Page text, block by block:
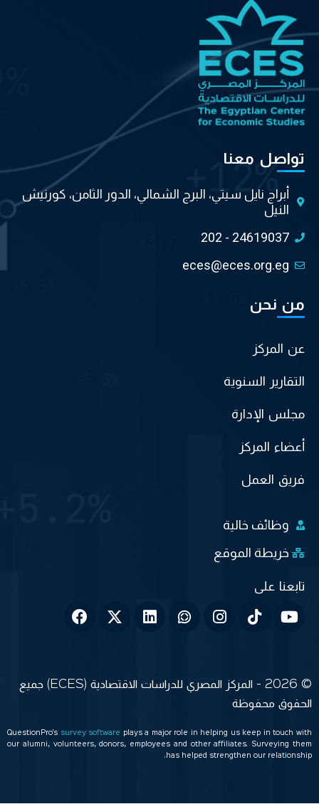
تواصل معنا
أبراج نايل سيتي، البرج الشمالي، الدور الثامن، كورنيش
النيل
202 - 24619037
eces@eces.org.eg
من نحن
عن المركز
التقارير السنوية
مجلس الإدارة
أعضاء المركز
فريق العمل
وظائف خالية
خريطة الموقع
© 2026 - المركز المصري للدراسات الاقتصادية (ECES) جميع
الحقوق محفوظة
QuestionPro’s survey software
plays a major role in helping us keep in touch with
our alumni, volunteers, donors, employees and other affiliates. Surveying them
has helped strengthen our relationship.